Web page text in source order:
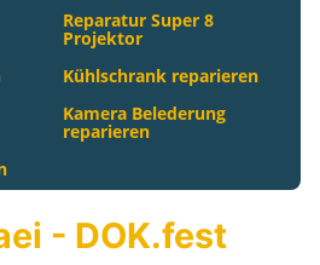
Reparatur Super 8
Projektor
Kühlschrank reparieren
Kamera Belederung
reparieren
- DOK.fest